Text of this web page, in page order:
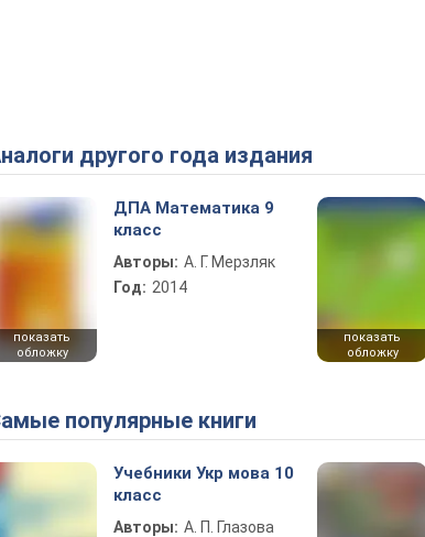
Аналоги другого года издания
показать
обложку
ДПА Математика 9
класс
Авторы: А. Г. Мерзляк
Год: 2014
показать
обложку
Самые популярные книги
Учебники Укр мова 10
класс
Авторы: А. П. Глазова